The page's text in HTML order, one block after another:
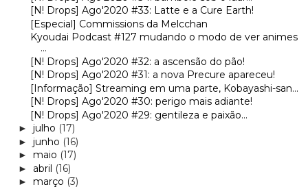
[N! Drops] Ago'2020 #33: Latte e a Cure Earth!
[Especial] Commissions da Melcchan
Kyoudai Podcast #127 mudando o modo de ver animes
...
[N! Drops] Ago'2020 #32: a ascensão do pão!
[N! Drops] Ago'2020 #31: a nova Precure apareceu!
[Informação] Streaming em uma parte, Kobayashi-san...
[N! Drops] Ago'2020 #30: perigo mais adiante!
[N! Drops] Ago'2020 #29: gentileza e paixão...
► julho (17)
► junho (16)
► maio (17)
► abril (16)
► março (3)